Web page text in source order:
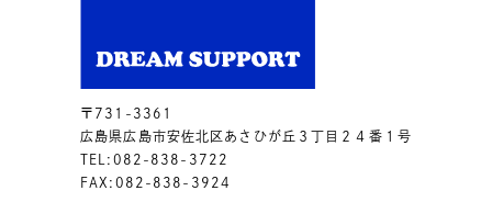
〒731-3361
広島県広島市安佐北区あさひが丘３丁目２４番１号
TEL:082-838-3722
FAX:082-838-3924